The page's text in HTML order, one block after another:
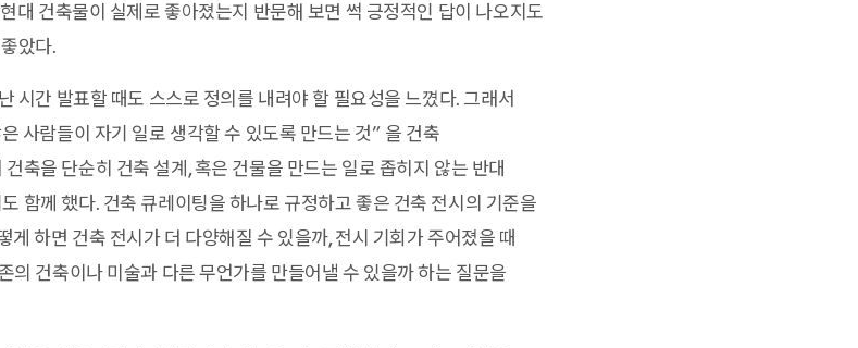
대 건축물이 실제로 좋아졌는지 반문해 보면 썩 긍정적인 답이 나오지도
았다.
시간 발표할 때도 스스로 정의를 내려야 할 필요성을 느꼈다. 그래서
사람들이 자기 일로 생각할 수 있도록 만드는 것” 을 건축
축을 단순히 건축 설계, 혹은 건물을 만드는 일로 좁히지 않는 반대
함께 했다. 건축 큐레이팅을 하나로 규정하고 좋은 건축 전시의 기준을
게 하면 건축 전시가 더 다양해질 수 있을까, 전시 기회가 주어졌을 때
의 건축이나 미술과 다른 무언가를 만들어낼 수 있을까 하는 질문을